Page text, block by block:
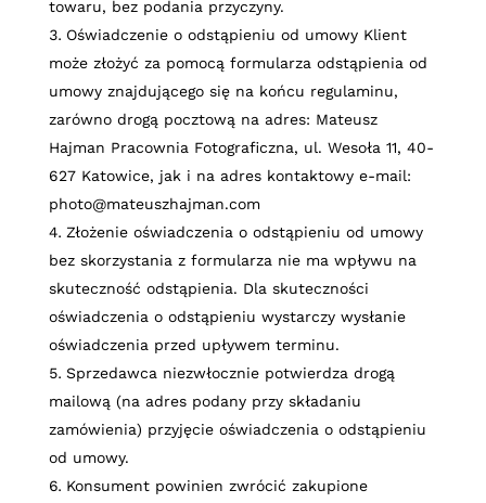
towaru, bez podania przyczyny.
Oświadczenie o odstąpieniu od umowy Klient
może złożyć za pomocą formularza odstąpienia od
umowy znajdującego się na końcu regulaminu,
zarówno drogą pocztową na adres: Mateusz
Hajman Pracownia Fotograficzna, ul. Wesoła 11, 40-
627 Katowice, jak i na adres kontaktowy e-mail:
photo@mateuszhajman.com
Złożenie oświadczenia o odstąpieniu od umowy
bez skorzystania z formularza nie ma wpływu na
skuteczność odstąpienia. Dla skuteczności
oświadczenia o odstąpieniu wystarczy wysłanie
oświadczenia przed upływem terminu.
Sprzedawca niezwłocznie potwierdza drogą
mailową (na adres podany przy składaniu
zamówienia) przyjęcie oświadczenia o odstąpieniu
od umowy.
Konsument powinien zwrócić zakupione